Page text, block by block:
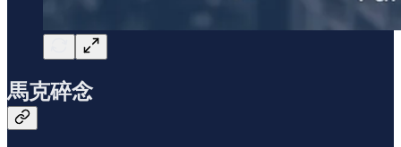
馬克碎念